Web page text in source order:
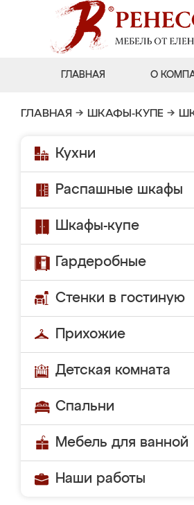
ГЛАВНАЯ О
ГЛАВНАЯ → ШКАФЫ-КУПЕ →
Кухни
Распашные шкафы
Шкафы-купе
Гардеробные
Стенки в гостиную
Прихожие
Детская комната
Спальни
Мебель для ванной
Наши работы